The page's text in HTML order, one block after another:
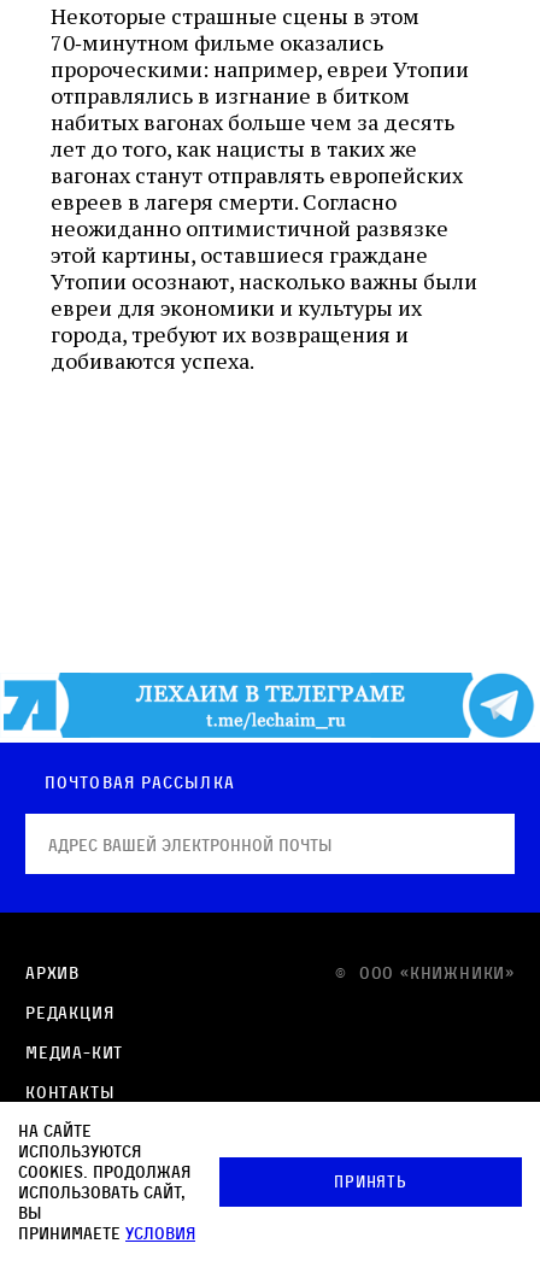
Некоторые страшные сцены в этом
70‑минутном фильме оказались
пророческими: например, евреи Утопии
отправлялись в изгнание в битком
набитых вагонах больше чем за десять
лет до того, как нацисты в таких же
вагонах станут отправлять европейских
евреев в лагеря смерти. Согласно
неожиданно оптимистичной развязке
этой картины, оставшиеся граждане
Утопии осознают, насколько важны были
евреи для экономики и культуры их
города, требуют их возвращения и
добиваются успеха.
Почтовая рассылка
© OOO «КНИЖНИКИ»
Архив
Редакция
Медиа-кит
Контакты
Политика в отношении обработки персональных
данных
Политика обработки файлов cookie
На сайте
используются
cookies. Продолжая
использовать сайт,
вы
принимаете условия
Принять